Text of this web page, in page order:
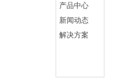
产品中心
新闻动态
解决方案